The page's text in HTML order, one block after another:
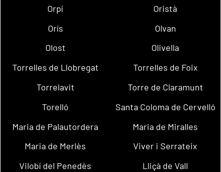
Orpí
Oristà
Orís
Olvan
Olost
Olivella
Torrelles de Llobregat
Torrelles de Foix
Torrelavit
Torre de Claramunt
Torelló
Santa Coloma de Cervelló
Maria de Palautordera
Maria de Miralles
Maria de Merlès
Viver i Serrateix
Vilobí del Penedès
Lliçà de Vall